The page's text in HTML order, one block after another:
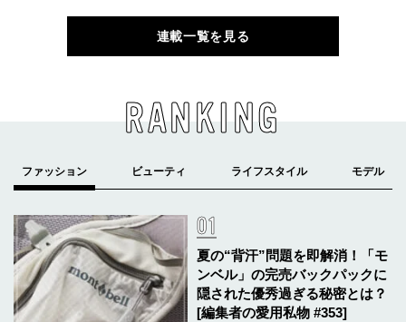
連載一覧を見る
RANKING
夏の“背汗”問題を即解消！「モ
ンベル」の完売バックパックに
隠された優秀過ぎる秘密とは？
[編集者の愛用私物 #353]